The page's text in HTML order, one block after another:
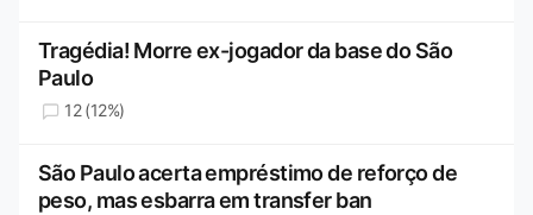
Tragédia! Morre ex-jogador da base do São
Paulo
12 (12%)
São Paulo acerta empréstimo de reforço de
peso, mas esbarra em transfer ban